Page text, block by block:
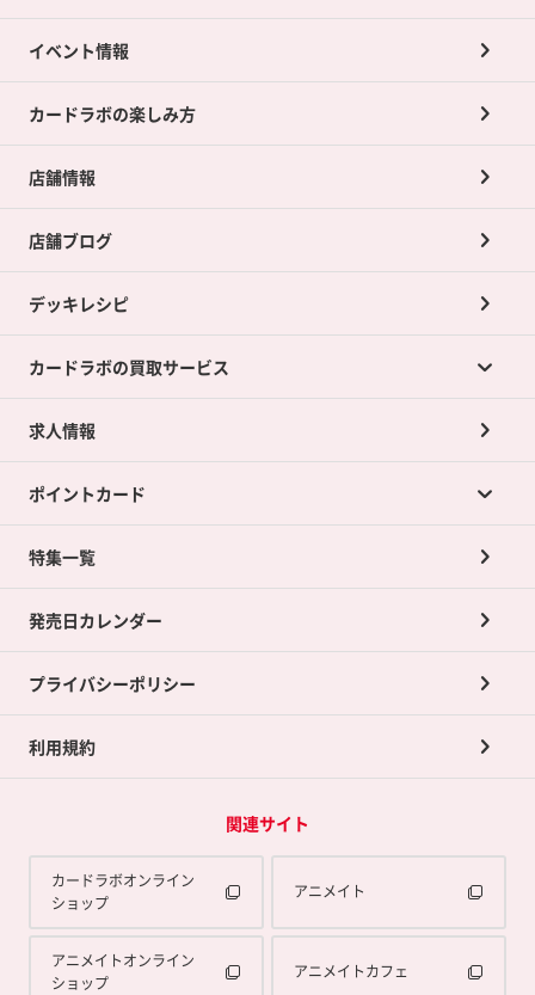
イベント情報
カードラボの楽しみ方
店舗情報
店舗ブログ
デッキレシピ
カードラボの買取サービス
カードラボの買取サービスTOP
店舗買取について
ネット買取について
買取承諾書について
求人情報
ポイントカード
ポイントカードTOP
ポイント交換景品
特集一覧
発売日カレンダー
プライバシーポリシー
利用規約
関連サイト
カードラボオンライン
ショップ
アニメイト
アニメイトオンライン
ショップ
アニメイトカフェ